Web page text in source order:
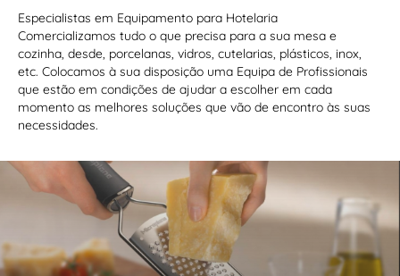
Especialistas em Equipamento para Hotelaria
Comercializamos tudo o que precisa para a sua mesa e
cozinha, desde, porcelanas, vidros, cutelarias, plásticos, inox,
etc. Colocamos à sua disposição uma Equipa de Profissionais
que estão em condições de ajudar a escolher em cada
momento as melhores soluções que vão de encontro às suas
necessidades.